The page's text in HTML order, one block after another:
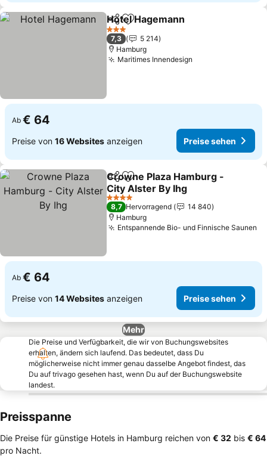
TeilenZu Favoriten hinzufügen
Hotel Hagemann
3 Sterne
7,3
5 214
Hamburg
Maritimes Innendesign
Ab € 64
Preise von 16 Websites anzeigen Preise sehen
TeilenZu Favoriten hinzufügen
Crowne Plaza Hamburg -
City Alster By Ihg
Preise sehen
4 Sterne
8,7 Hervorragend
14 840
Hamburg
Entspannende Bio- und Finnische Saunen
Ab € 64
Preise von 14 Websites anzeigen Preise sehen
Mehr
Die Preise und Verfügbarkeit, die wir von Buchungswebsites
erhalten, ändern sich laufend. Das bedeutet, dass Du
möglicherweise nicht immer genau dasselbe Angebot findest, das
Du auf trivago gesehen hast, wenn Du auf der Buchungswebsite
landest.
Preisspanne
Die Preise für günstige Hotels in Hamburg reichen von ‎€ 32 bis ‎€ 64
pro Nacht.